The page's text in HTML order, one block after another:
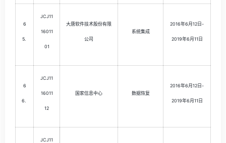
6
5.
JCJ11
16011
01
大唐软件技术股份有限
公司
系统集成
2016年6月12日-
2019年6月11日
6
6.
JCJ11
16011
12
国家信息中心 数据恢复
2016年6月12日-
2019年6月11日
JCJ11